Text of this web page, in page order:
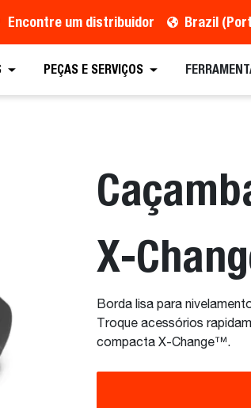
Encontre um distribuidor Brazil
PEÇAS E SERVIÇOS
X-
Borda lisa para
Troque acessórios
compacta X-Change™.
um distribuidor Equipamento